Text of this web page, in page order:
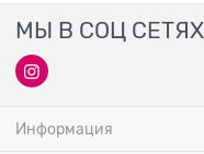
МЫ В СОЦ СЕТЯХ
Информация